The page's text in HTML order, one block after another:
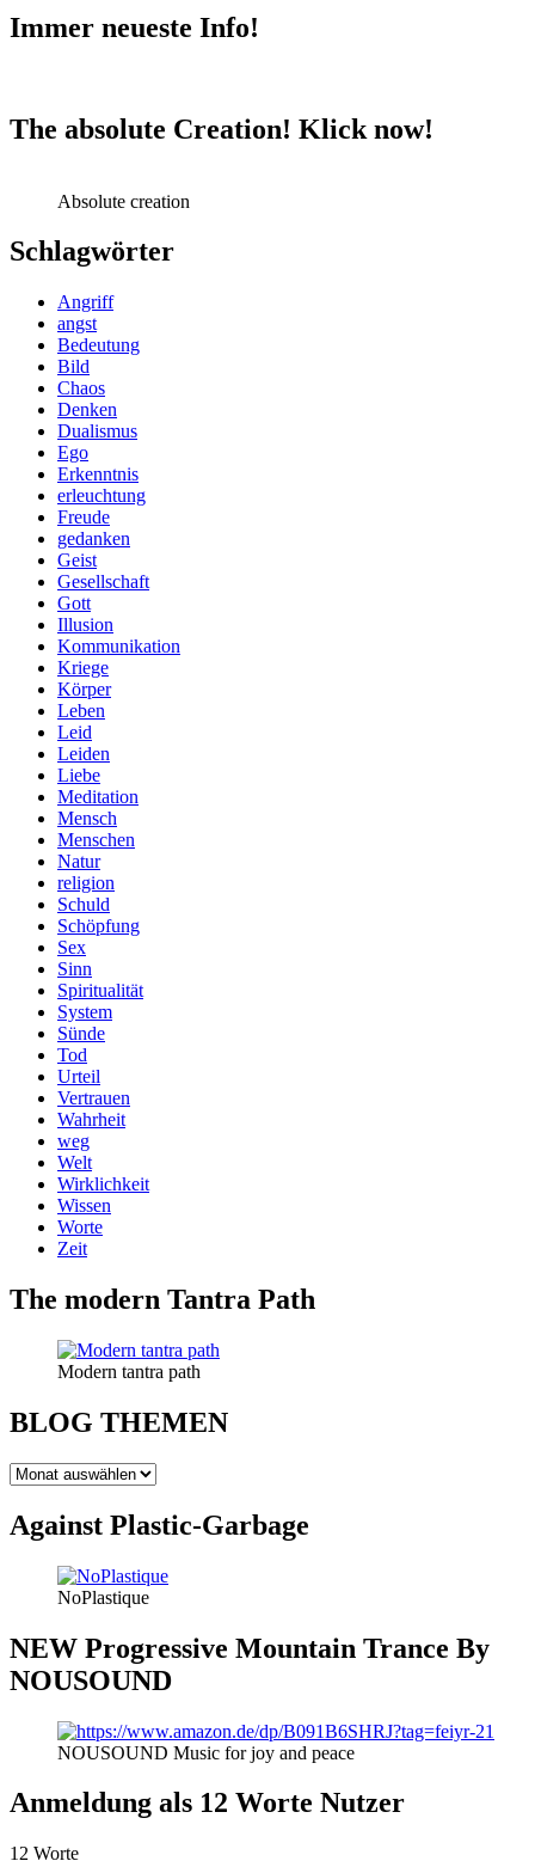
Immer neueste Info!
The absolute Creation! Klick now!
Absolute creation
Schlagwörter
Angriff
angst
Bedeutung
Bild
Chaos
Denken
Dualismus
Ego
Erkenntnis
erleuchtung
Freude
gedanken
Geist
Gesellschaft
Gott
Illusion
Kommunikation
Kriege
Körper
Leben
Leid
Leiden
Liebe
Meditation
Mensch
Menschen
Natur
religion
Schuld
Schöpfung
Sex
Sinn
Spiritualität
System
Sünde
Tod
Urteil
Vertrauen
Wahrheit
weg
Welt
Wirklichkeit
Wissen
Worte
Zeit
The modern Tantra Path
Modern tantra path
BLOG THEMEN
BLOG
Against Plastic-Garbage
NoPlastique
NEW Progressive Mountain Trance By
NOUSOUND
NOUSOUND Music for joy and peace
Anmeldung als 12 Worte Nutzer
12 Worte